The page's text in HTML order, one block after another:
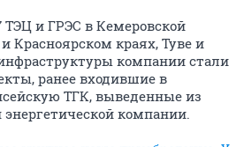
и ГРЭС в Кемеровской
Красноярском краях, Туве и
компании стали
ранее входившие в
ТГК, выведенные из
компании.